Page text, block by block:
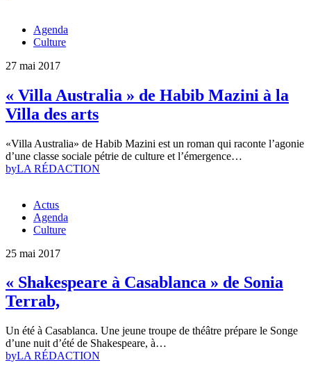
Agenda
Culture
27 mai 2017
« Villa Australia » de Habib Mazini à la
Villa des arts
«Villa Australia» de Habib Mazini est un roman qui raconte l’agonie
d’une classe sociale pétrie de culture et l’émergence…
byLA RÉDACTION
Actus
Agenda
Culture
25 mai 2017
« Shakespeare à Casablanca » de Sonia
Terrab,
Un été à Casablanca. Une jeune troupe de théâtre prépare le Songe
d’une nuit d’été de Shakespeare, à…
byLA RÉDACTION